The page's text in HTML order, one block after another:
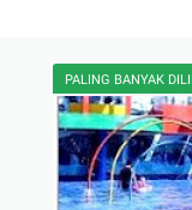
PALING BANYAK